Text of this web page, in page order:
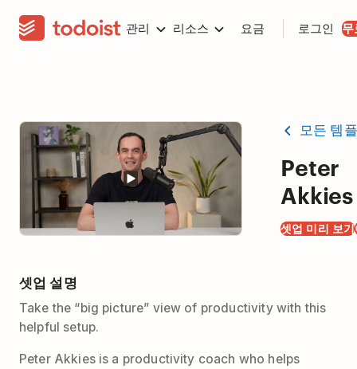
관리 리소스 요금 로그인 무
모든 템
Peter
Akkies
셋업 미리 보기
셋업 설명
Take the “big picture” view of productivity with this
helpful setup.
Peter Akkies is a productivity coach who helps